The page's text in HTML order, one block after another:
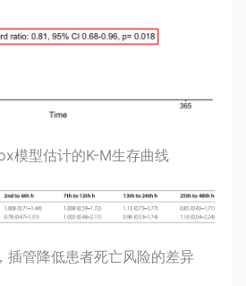
模型估计的K-M生存曲线
插管降低患者死亡风险的差异